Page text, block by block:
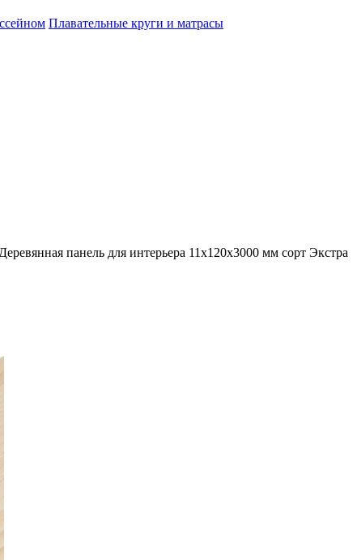
Плавательные круги и матрасы
панель для интерьера 11x120x3000 мм сорт Экстра